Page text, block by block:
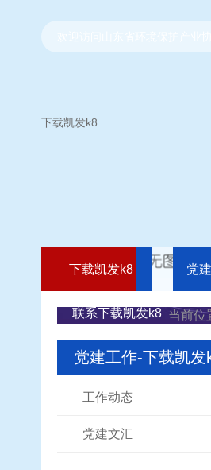
下载凯发k8
下载凯发k8 党
联系下载凯发k8 当前位
党建工作-下载凯发
工作动态
党建文汇